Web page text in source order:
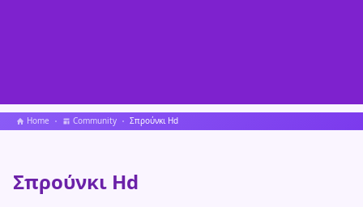
Home Community Σπρούνκι Hd
Σπρούνκι Hd